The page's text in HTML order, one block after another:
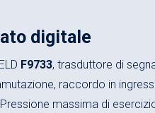
digitale
F9733, trasduttore di
raccordo in
massima di